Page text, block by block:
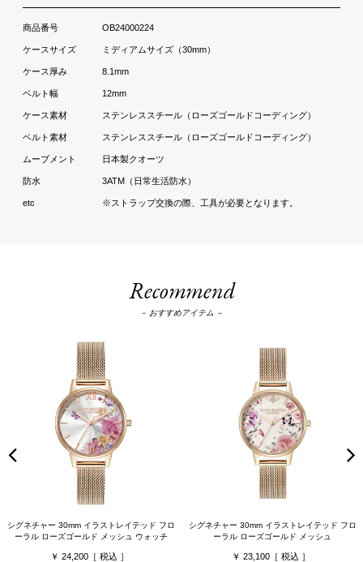
OB24000224
ミディアムサイズ（30mm）
8.1mm
12mm
ステンレススチール（ローズゴールドコーディング）
ステンレススチール（ローズゴールドコーディング）
日本製クオーツ
3ATM（日常生活防水）
※ストラップ交換の際、工具が必要となります。
Recommend
－ おすすめアイテム －
シグネチャー 30mm イラストレイテッド フロ
ーラル ローズゴールド メッシュ ウォッチ
24,200
シグネチャー 30mm イラストレイテッド フロ
ーラル ローズゴールド メッシュ
23,100